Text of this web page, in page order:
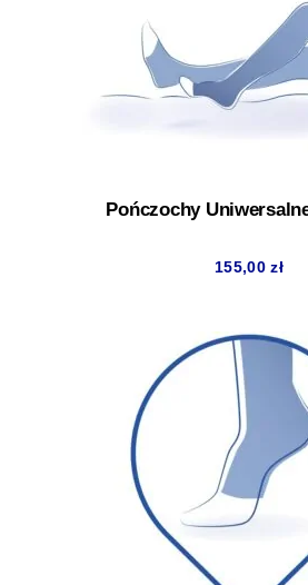
Pończochy
155,00zł